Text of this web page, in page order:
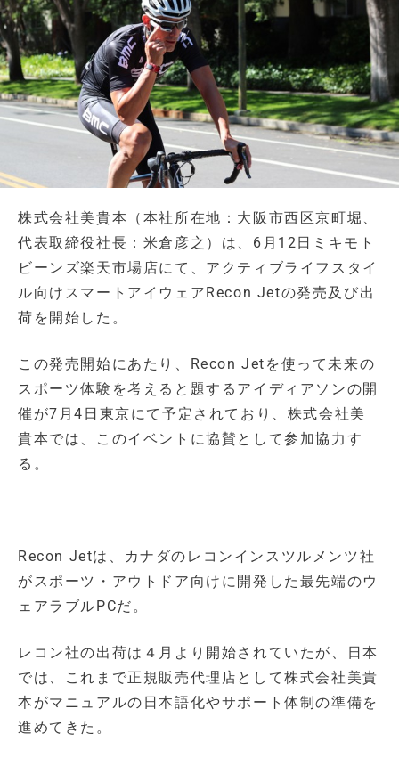
株式会社美貴本（本社所在地：大阪市西区京町堀、
代表取締役社長：米倉彦之）は、6月12日ミキモト
ビーンズ楽天市場店にて、アクティブライフスタイ
ル向けスマートアイウェアRecon Jetの発売及び出
荷を開始した。
この発売開始にあたり、Recon Jetを使って未来の
スポーツ体験を考えると題するアイディアソンの開
催が7月4日東京にて予定されており、株式会社美
貴本では、このイベントに協賛として参加協力す
る。
Recon Jetは、カナダのレコンインスツルメンツ社
がスポーツ・アウトドア向けに開発した最先端のウ
ェアラブルPCだ。
レコン社の出荷は４月より開始されていたが、日本
では、これまで正規販売代理店として株式会社美貴
本がマニュアルの日本語化やサポート体制の準備を
進めてきた。